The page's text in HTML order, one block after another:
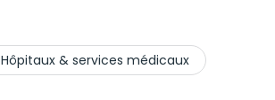
Hôpitaux & services médicaux